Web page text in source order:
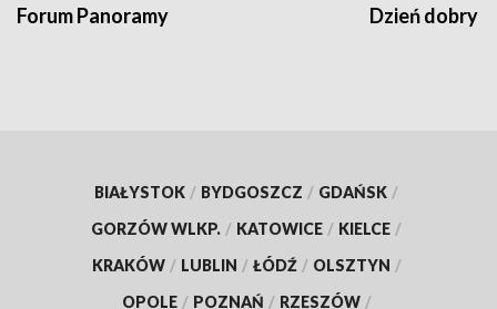
Forum Panoramy Dzień dobry
BIAŁYSTOK / BYDGOSZCZ / GDAŃSK /
GORZÓW WLKP. / KATOWICE / KIELCE /
KRAKÓW / LUBLIN / ŁÓDŹ / OLSZTYN /
OPOLE / POZNAŃ / RZESZÓW /